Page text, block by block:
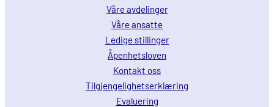
Våre avdelinger
Våre ansatte
Ledige stillinger
Åpenhetsloven
Kontakt oss
Tilgjengelighetserklæring
Evaluering